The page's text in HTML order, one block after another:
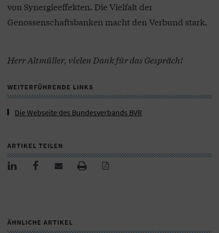
von Synergieeffekten. Die Vielfalt der
Genossenschaftsbanken macht den Verbund stark.
Herr Altmüller, vielen Dank für das Gespräch!
WEITERFÜHRENDE LINKS
Die Webseite des Bundesverbands BVR
ARTIKEL TEILEN
ÄHNLICHE ARTIKEL